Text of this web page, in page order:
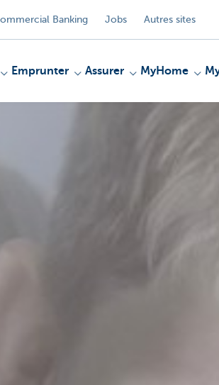
Banking Jobs Autres sites
Emprunter Assurer MyHome